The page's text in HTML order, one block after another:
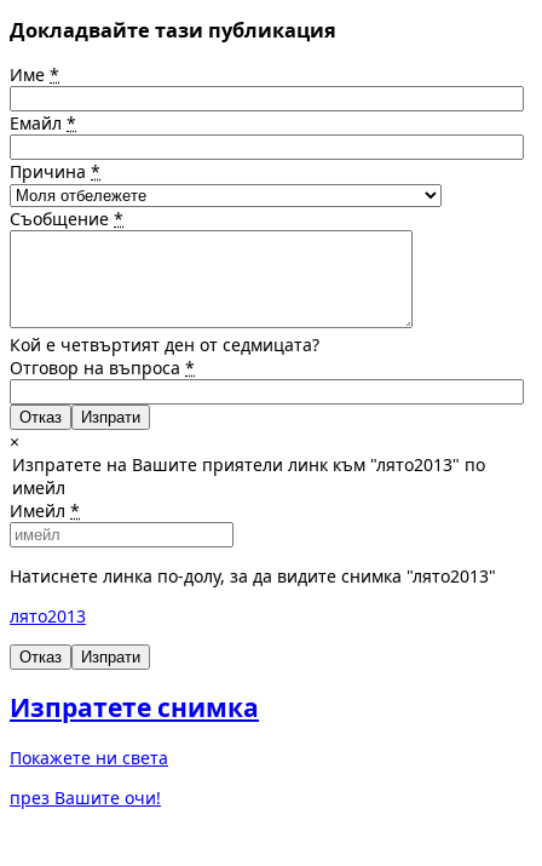
Докладвайте тази публикация
Име *
Емайл *
Причина *
Съобщение *
Кой е четвъртият ден от седмицата?
Отговор на въпроса *
Отказ
×
Изпратете на Вашите приятели линк към "лято2013" по
имейл
Имейл *
Натиснете линка по-долу, за да видите снимка "лято2013"
лято2013
Отказ Изпрати
Изпратете снимка
Покажете ни света
през Вашите очи!